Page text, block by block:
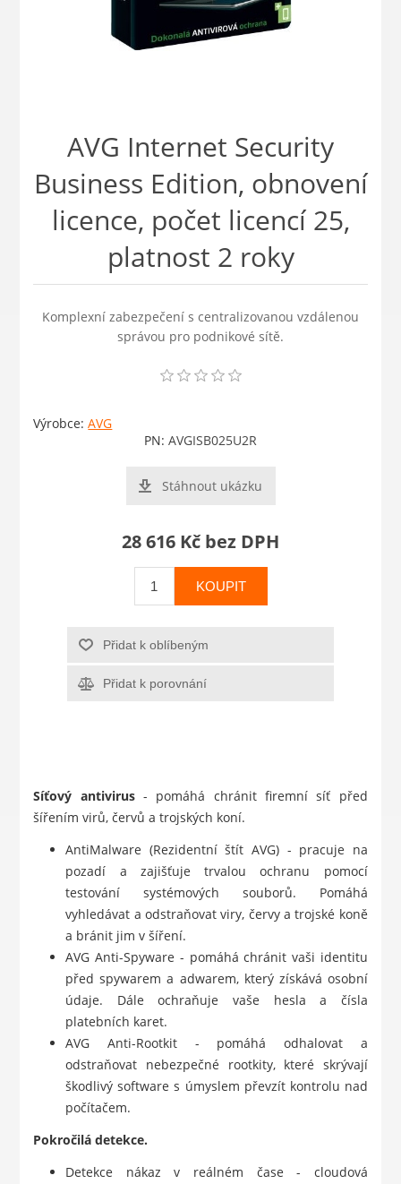
AVG Internet Security
Business Edition, obnovení
licence, počet licencí 25,
platnost 2 roky
Komplexní zabezpečení s centralizovanou vzdálenou
správou pro podnikové sítě.
Výrobce: AVG
PN: AVGISB025U2R
Stáhnout ukázku
28 616 Kč bez DPH
KOUPIT
Přidat k oblíbeným
Přidat k porovnání
Síťový antivirus- pomáhá chránit firemní síť před
šířením virů, červů a trojských koní.
AntiMalware (Rezidentní štít AVG) - pracuje na
pozadí a zajišťuje trvalou ochranu pomocí
testování systémových souborů. Pomáhá
vyhledávat a odstraňovat viry, červy a trojské koně
a bránit jim v šíření.
AVG Anti-Spyware - pomáhá chránit vaši identitu
před spywarem a adwarem, který získává osobní
údaje. Dále ochraňuje vaše hesla a čísla
platebních karet.
AVG Anti-Rootkit - pomáhá odhalovat a
odstraňovat nebezpečné rootkity, které skrývají
škodlivý software s úmyslem převzít kontrolu nad
počítačem.
Pokročilá detekce.
Detekce nákaz v reálném čase - cloudová